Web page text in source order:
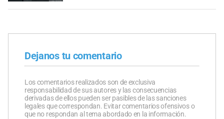
Dejanos tu comentario
Los comentarios realizados son de exclusiva
responsabilidad de sus autores y las consecuencias
derivadas de ellos pueden ser pasibles de las sanciones
legales que correspondan. Evitar comentarios ofensivos o
que no respondan al tema abordado en la información.